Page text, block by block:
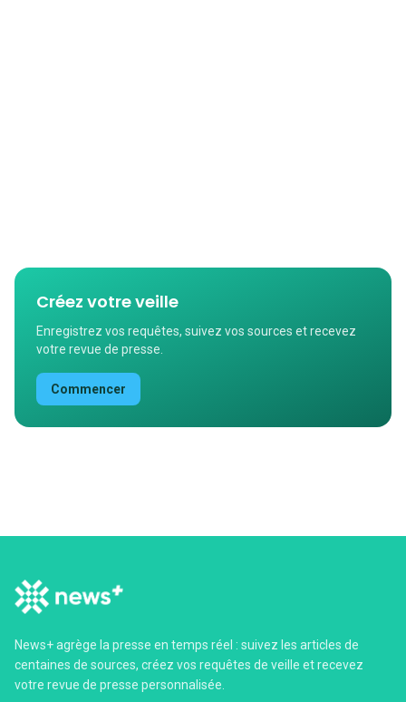
Créez votre veille
Enregistrez vos requêtes, suivez vos sources et recevez
votre revue de presse.
Commencer
News+ agrège la presse en temps réel : suivez les articles de
centaines de sources, créez vos requêtes de veille et recevez
votre revue de presse personnalisée.